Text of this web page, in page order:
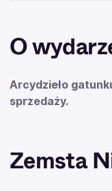
O
Arcydzieło
sprzedaży.
Zemsta